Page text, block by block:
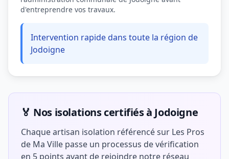
d'entreprendre vos travaux.
Intervention rapide dans toute la région de
Jodoigne
🏅 Nos isolations certifiés à Jodoigne
Chaque artisan isolation référencé sur Les Pros
de Ma Ville passe un processus de vérification
en 5 points avant de rejoindre notre réseau